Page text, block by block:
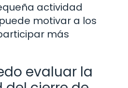
actividad
motivar a los
más
evaluar la